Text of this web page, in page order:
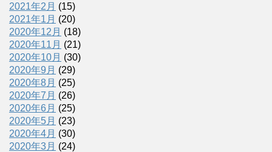
2021年2月 (15)
2021年1月 (20)
2020年12月 (18)
2020年11月 (21)
2020年10月 (30)
2020年9月 (29)
2020年8月 (25)
2020年7月 (26)
2020年6月 (25)
2020年5月 (23)
2020年4月 (30)
2020年3月 (24)